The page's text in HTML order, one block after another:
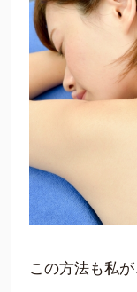
この方法も私が